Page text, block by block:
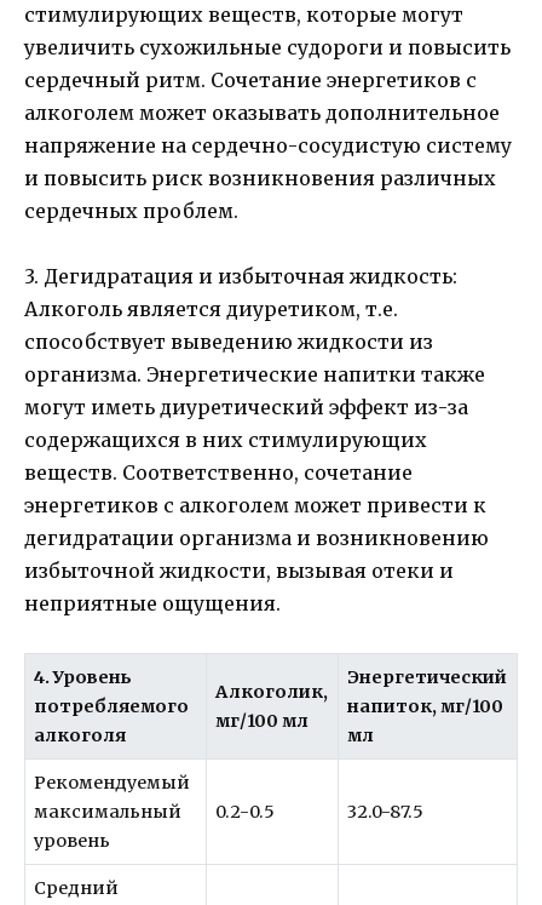
стимулирующих веществ, которые могут
увеличить сухожильные судороги и повысить
сердечный ритм. Сочетание энергетиков с
алкоголем может оказывать дополнительное
напряжение на сердечно-сосудистую систему
и повысить риск возникновения различных
сердечных проблем.
3. Дегидратация и избыточная жидкость:
Алкоголь является диуретиком, т.е.
способствует выведению жидкости из
организма. Энергетические напитки также
могут иметь диуретический эффект из-за
содержащихся в них стимулирующих
веществ. Соответственно, сочетание
энергетиков с алкоголем может привести к
дегидратации организма и возникновению
избыточной жидкости, вызывая отеки и
неприятные ощущения.
4. Уровень
потребляемого
алкоголя
Алкоголик,
мг/100 мл
Энергетический
напиток, мг/100
мл
Рекомендуемый
максимальный
уровень
0.2-0.5 32.0-87.5
Средний